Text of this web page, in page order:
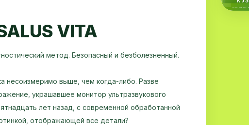
VITA
метод. Безопасный и безболезненный.
несоизмеримо выше, чем когда-либо. Разве
украшавшее монитор ультразвукового
лет назад, с современной обработанной
отображающей все детали?